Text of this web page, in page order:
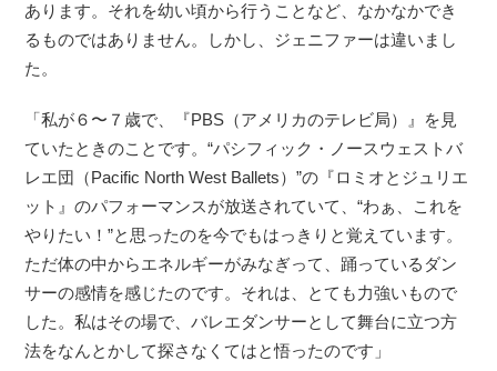
あります。それを幼い頃から行うことなど、なかなかでき
るものではありません。しかし、ジェニファーは違いまし
た。
「私が６〜７歳で、『PBS（アメリカのテレビ局）』を見
ていたときのことです。“パシフィック・ノースウェストバ
レエ団（Pacific North West Ballets）”の『ロミオとジュリエ
ット』のパフォーマンスが放送されていて、“わぁ、これを
やりたい！”と思ったのを今でもはっきりと覚えています。
ただ体の中からエネルギーがみなぎって、踊っているダン
サーの感情を感じたのです。それは、とても力強いもので
した。私はその場で、バレエダンサーとして舞台に立つ方
法をなんとかして探さなくてはと悟ったのです」